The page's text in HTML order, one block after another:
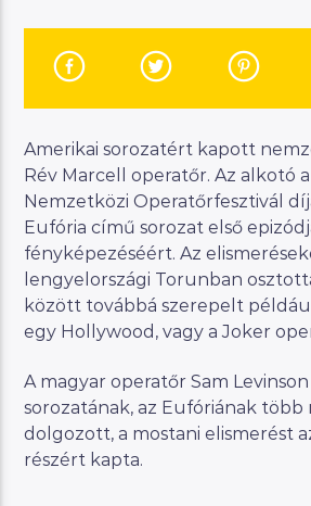
Manna FM
Amerikai sorozatért kapott
Rév Marcell operatőr. Az alkotó
Nemzetközi Operatőrfesztivál
Eufória című sorozat első
fényképezéséért. Az
lengyelországi Torunban
között továbbá szerepelt
egy Hollywood, vagy a Joker
A magyar operatőr Sam
sorozatának, az Eufóriának több
dolgozott, a mostani elismerést
részért kapta.